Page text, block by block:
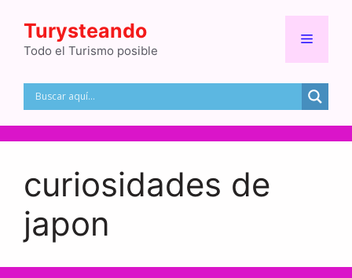
contenido
Turysteando
Todo el Turismo posible
Menú
curiosidades de
japon